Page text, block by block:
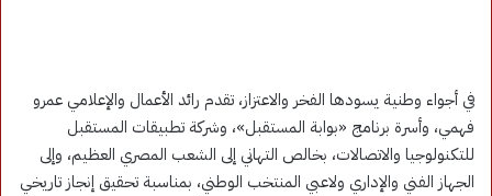
في أجواء وطنية يسودها الفخر والاعتزاز، تقدم رائد الأعمال والإعلامي عمرو
فهمي، وأسرة برنامج «بوابة المستقبل»، وشركة تطبيقات المستقبل
للتكنولوجيا والاتصالات، بخالص التهاني إلى الشعب المصري العظيم، وإلى
الجهاز الفني والإداري ولاعبي المنتخب الوطني، بمناسبة تحقيق إنجاز تاريخي